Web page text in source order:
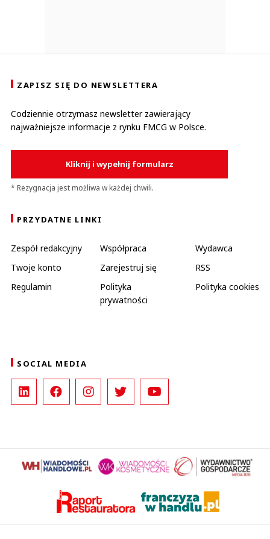
ZAPISZ SIĘ DO NEWSLETTERA
Codziennie otrzymasz newsletter zawierający
najważniejsze informacje z rynku FMCG w Polsce.
Kliknij i wypełnij formularz
* Rezygnacja jest możliwa w każdej chwili.
PRZYDATNE LINKI
Zespół redakcyjny Współpraca
Wydawca
Twoje konto
Zarejestruj się
RSS
Regulamin
Polityka
prywatności
Polityka cookies
SOCIAL MEDIA